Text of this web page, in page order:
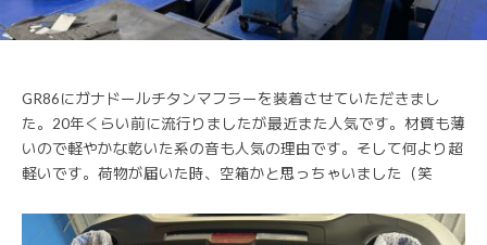
GR86にガナドールチタンマフラーを装着させていただきまし
た。20年くらい前に流行りましたが最近また人気です。材質も薄
いので軽やかな乾いた系の音も人気の理由です。そして何より超
軽いです。荷物が届いた時、空箱かと思っちゃいました（笑